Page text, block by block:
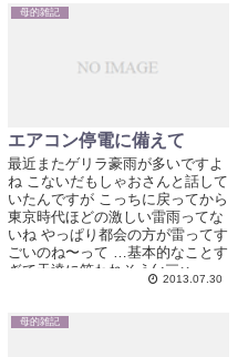
母的雑記
エアコン停電に備えて
最近またゲリラ豪雨が多いですよ
ね こないだもしゃおさんと話して
いたんですが こっちに戻ってから
東京時代ほどの激しい雷雨ってな
いね やっぱり都会の方が雷ってす
ごいのね〜って …基本的なことす
ぎて天達に笑われそう( ;￣ω
2013.07.30
母的雑記